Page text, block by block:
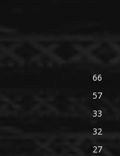
66
57
33
32
27